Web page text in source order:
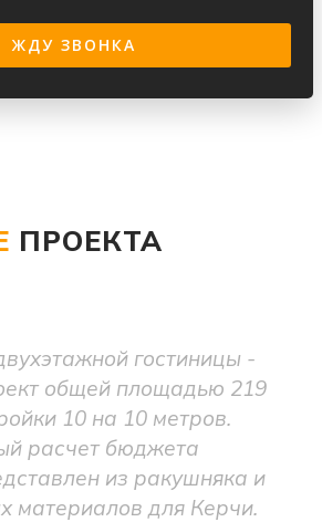
ПРОЕКТА
гостиницы -
общей площадью 219
10 на 10 метров.
расчет бюджета
из ракушняка и
материалов для Керчи.